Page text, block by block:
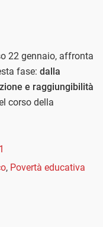
22 gennaio, affronta
fase: dalla
e raggiungibilità
corso della
, Povertà educativa